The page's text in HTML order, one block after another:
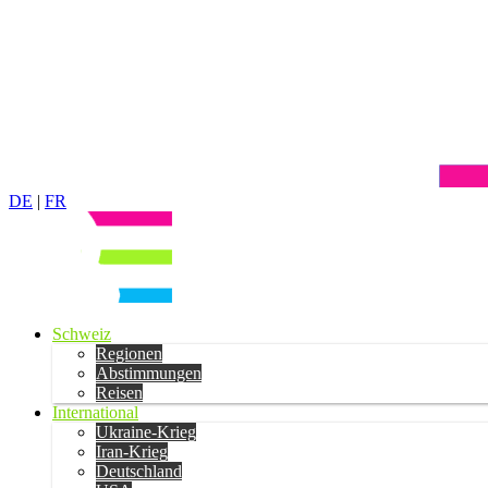
DE | FR
Schweiz
Regionen
Abstimmungen
Reisen
International
Ukraine-Krieg
Iran-Krieg
Deutschland